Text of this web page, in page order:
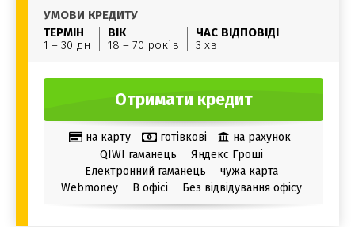
УМОВИ КРЕДИТУ
ТЕРМІН
1 – 30 дн
ВІК
18 – 70 років
ЧАС ВІДПОВІДІ
3 хв
Отримати кредит
на карту готівкові
на рахунок
QIWI гаманець
Яндекс Гроші
Електронний гаманець
чужа карта
Webmoney
В офісі Без відвідування офісу